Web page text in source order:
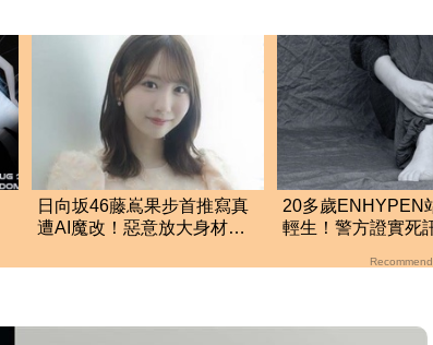
日向坂46藤嶌果步首推寫真
遭AI魔改！惡意放大身材
20多歲ENHYPEN
輕生！警方證實